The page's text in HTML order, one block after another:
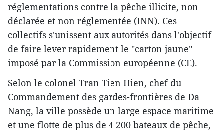
réglementations contre la pêche illicite, non
déclarée et non réglementée (INN). Ces
collectifs s'unissent aux autorités dans l'objectif
de faire lever rapidement le "carton jaune"
imposé par la Commission européenne (CE).
Selon le colonel Tran Tien Hien, chef du
Commandement des gardes-frontières de Da
Nang, la ville possède un large espace maritime
et une flotte de plus de 4 200 bateaux de pêche,